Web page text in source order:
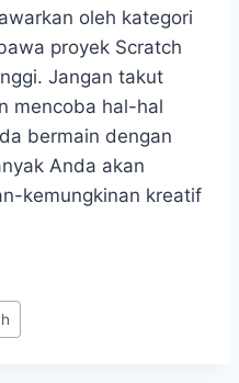
oleh kategori
proyek Scratch
Jangan takut
mencoba hal-hal
bermain dengan
Anda akan
kemungkinan kreatif